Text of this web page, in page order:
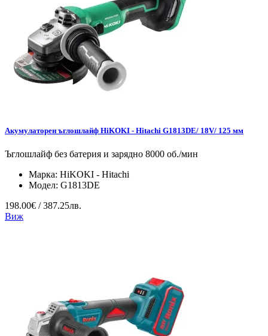
Акумулаторен ъглошлайф HiKOKI - Hitachi G1813DE/ 18V/ 125 мм
Ъглошлайф без батерия и зарядно 8000 об./мин
Марка: HiKOKI - Hitachi
Модел: G1813DE
198.00€ / 387.25лв.
Виж